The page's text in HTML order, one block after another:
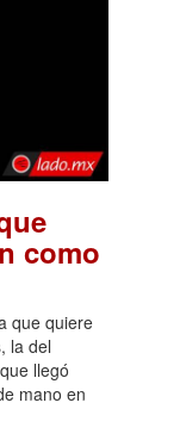
como
que quiere
la del
llegó
mano en